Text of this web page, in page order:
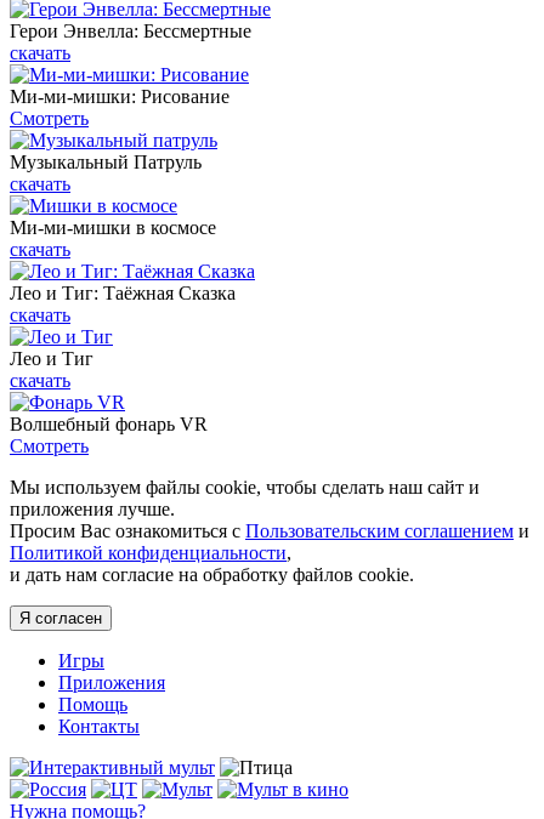
Герои Энвелла: Бессмертные
скачать
Ми-ми-мишки: Рисование
Смотреть
Музыкальный Патруль
скачать
Ми-ми-мишки в космосе
скачать
Лео и Тиг: Таёжная Сказка
скачать
Лео и Тиг
скачать
Волшебный фонарь VR
Смотреть
Мы используем файлы cookie, чтобы сделать наш сайт и
приложения лучше.
Просим Вас ознакомиться с Пользовательским соглашением и
Политикой конфиденциальности,
и дать нам согласие на обработку файлов cookie.
Я согласен
Игры
Приложения
Помощь
Контакты
Нужна помощь?